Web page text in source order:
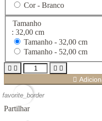
Cor - Branco
Tamanho
: 32,00 cm
Tamanho - 32,00 cm
Tamanho - 52,00 cm
   

favorite_border
Partilhar